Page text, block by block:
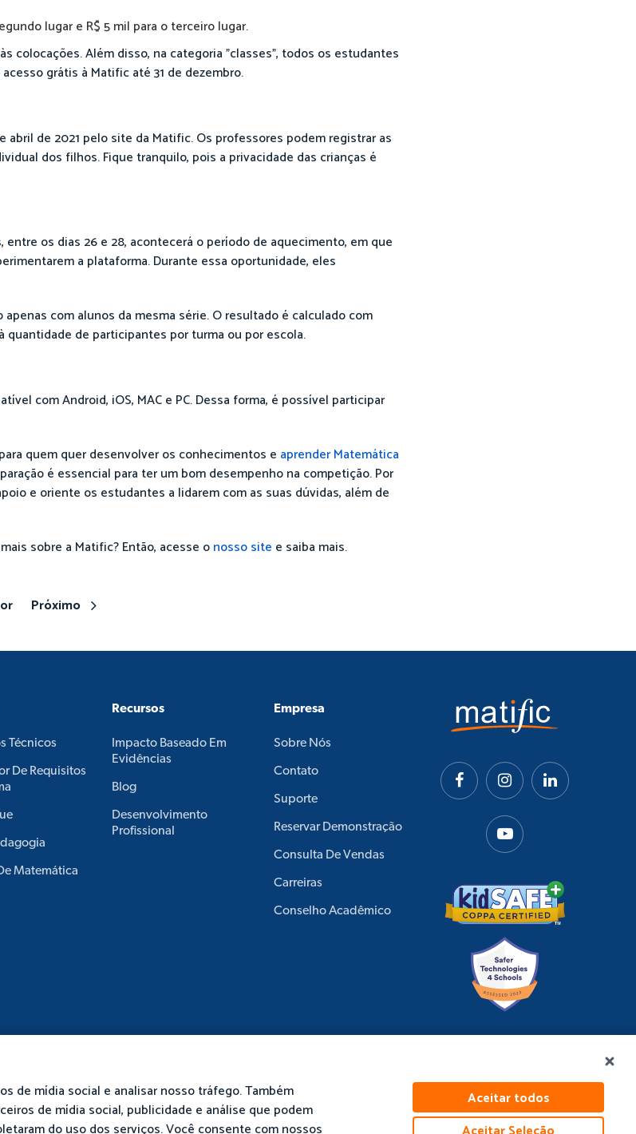
de mídia social e analisar nosso tráfego. Também
de mídia social, publicidade e análise que podem
do uso dos serviços. Você consente com nossos
Aceitar todos
lugar e R$ 5 mil para o terceiro lugar.
colocações. Além disso, na categoria "classes", todos os estudantes
grátis à Matific até 31 de dezembro.
de 2021 pelo site da Matific. Os professores podem registrar as
dos filhos. Fique tranquilo, pois a privacidade das crianças é
os dias 26 e 28, acontecerá o período de aquecimento, em que
a plataforma. Durante essa oportunidade, eles
com alunos da mesma série. O resultado é calculado com
quantidade de participantes por turma ou por escola.
com Android, iOS, MAC e PC. Dessa forma, é possível participar
quem quer desenvolver os conhecimentos e aprender Matemática
é essencial para ter um bom desempenho na competição. Por
e oriente os estudantes a lidarem com as suas dúvidas, além de
sobre a Matific? Então, acesse onosso site e saiba mais.
Próximo
Técnicos
De Requisitos
Matemática
Recursos
Impacto Baseado Em
Evidências
Blog
Desenvolvimento
Profissional
Empresa
Sobre Nós
Contato
Suporte
Reservar Demonstração
Consulta De Vendas
Carreiras
Conselho Acadêmico